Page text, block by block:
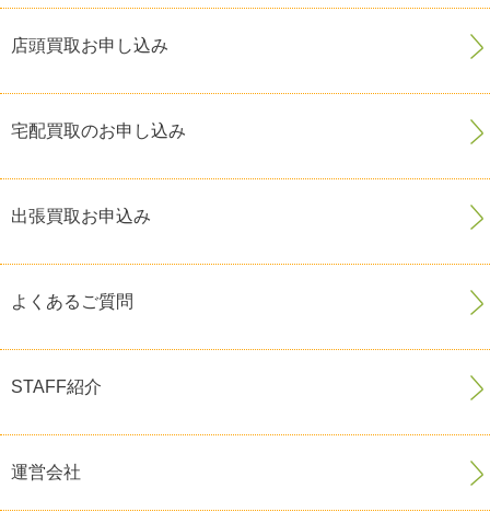
店頭買取お申し込み
宅配買取のお申し込み
出張買取お申込み
よくあるご質問
STAFF紹介
運営会社